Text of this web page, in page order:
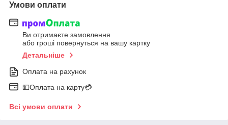
Умови оплати
Ви отримаєте замовлення
або гроші повернуться на вашу картку
Детальніше
Оплата на рахунок
💵Оплата на карту💳
Всі умови оплати